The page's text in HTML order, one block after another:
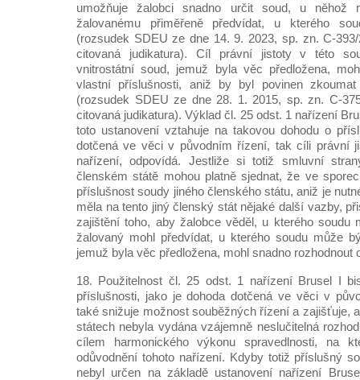
umožňuje žalobci snadno určit soud, u něhož
žalovanému přiměřeně předvídat, u kterého
(rozsudek SDEU ze dne 14. 9. 2023, sp. zn.
citovaná judikatura). Cíl právní jistoty v této
vnitrostátní soud, jemuž byla věc předložena,
vlastní příslušnosti, aniž by byl povinen
(rozsudek SDEU ze dne 28. 1. 2015, sp. zn.
citovaná judikatura). Výklad čl. 25 odst. 1 nařízení
toto ustanovení vztahuje na takovou dohodu o
dotčená ve věci v původním řízení, tak cíli právní
nařízení, odpovídá. Jestliže si totiž smluvní
členském státě mohou platně sjednat, že ve
příslušnost soudy jiného členského státu, aniž je
měla na tento jiný členský stát nějaké další vazby,
zajištění toho, aby žalobce věděl, u kterého soudu
žalovaný mohl předvídat, u kterého soudu může
jemuž byla věc předložena, mohl snadno rozhodnout
18. Použitelnost čl. 25 odst. 1 nařízení Brusel I
příslušnosti, jako je dohoda dotčená ve věci v
také snižuje možnost souběžných řízení a zajišťuje,
státech nebyla vydána vzájemně neslučitelná
cílem harmonického výkonu spravedlnosti, na
odůvodnění tohoto nařízení. Kdyby totiž příslušný
nebyl určen na základě ustanovení nařízení